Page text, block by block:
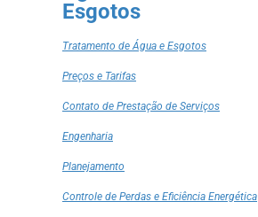
Esgotos
Tratamento de Água e Esgotos
Preços e Tarifas
Contato de Prestação de Serviços
Engenharia
Planejamento
Controle de Perdas e Eficiência Energética